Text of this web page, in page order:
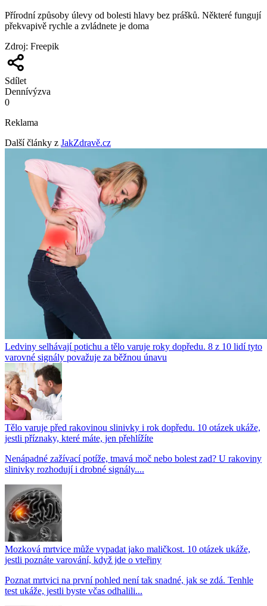
Přírodní způsoby úlevy od bolesti hlavy bez prášků. Některé fungují
překvapivě rychle a zvládnete je doma
Zdroj: Freepik
Sdílet
Dennívýzva
0
Reklama
Další články z JakZdravě.cz
Ledviny selhávají potichu a tělo varuje roky dopředu. 8 z 10 lidí tyto
varovné signály považuje za běžnou únavu
Tělo varuje před rakovinou slinivky i rok dopředu. 10 otázek ukáže,
jestli příznaky, které máte, jen přehlížíte
Nenápadné zažívací potíže, tmavá moč nebo bolest zad? U rakoviny
slinivky rozhodují i drobné signály....
Mozková mrtvice může vypadat jako maličkost. 10 otázek ukáže,
jestli poznáte varování, když jde o vteřiny
Poznat mrtvici na první pohled není tak snadné, jak se zdá. Tenhle
test ukáže, jestli byste včas odhalili...